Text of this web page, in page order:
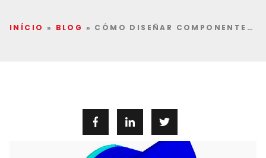
INÍCIO » BLOG » CÓMO DISEÑAR COMPONENTES PARA LA FATIGA TERMOMECÁNICA